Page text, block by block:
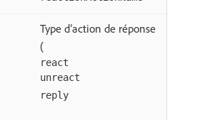
Type d’action de réponse
(
react
unreact
reply